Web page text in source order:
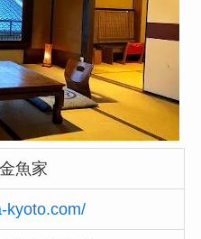
魚家
kyoto.com/